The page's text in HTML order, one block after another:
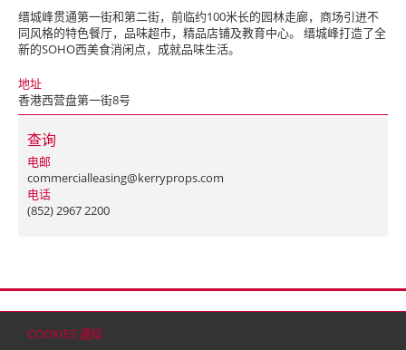
COOKIES 通知
缙城峰贯通第一街和第二街，前临约100米长的园林走廊，商场引进不
同风格的特色餐厅，品味超市，精品店铺及教育中心。 缙城峰打造了全
新的SOHO西美食消闲点，成就品味生活。
地址
香港西营盘第一街8号
查询
电邮
commercialleasing@kerryprops.com
电话
(852) 2967 2200
© 2026 嘉里建设有限公司 (于百慕达注册成立之有限公司)